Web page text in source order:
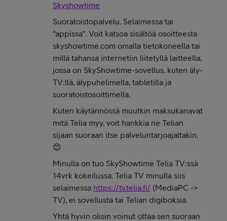
Skyshowtime
Suoratoistopalvelu. Selaimessa tai
"appissa". Voit katsoa sisältöä osoitteesta
skyshowtime.com omalla tietokoneella tai
millä tahansa internetiin liitetyllä laitteella,
jossa on SkyShowtime-sovellus, kuten äly-
TV:llä, älypuhelimella, tabletilla ja
suoratoistosoittimella.
Kuten käytännössä muutkin maksukanavat
mitä Telia myy, voit hankkia ne Telian
sijaan suoraan itse palveluntarjoajaltakin.
😊
Minulla on tuo SkyShowtime Telia TV:ssä
14vrk kokeilussa. Telia TV minulla siis
selaimessa https://tv.telia.fi/ (MediaPC ->
TV), ei sovellusta tai Telian digiboksia.
Yhtä hyvin olisin voinut ottaa sen suoraan